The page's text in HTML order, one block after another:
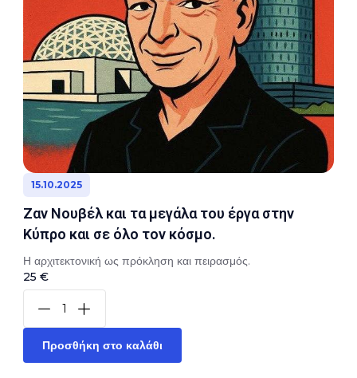
15.10.2025
Ζαν Νουβέλ και τα μεγάλα του έργα στην
Κύπρο και σε όλο τον κόσμο.
Η αρχιτεκτονική ως πρόκληση και πειρασμός.
25 €
Προσθήκη στο καλάθι